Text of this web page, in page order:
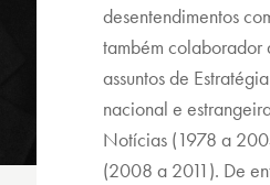
desentendimentos
também colaborador
assuntos de
nacional e
Notícias (1978 a
(2008 a 2011). De